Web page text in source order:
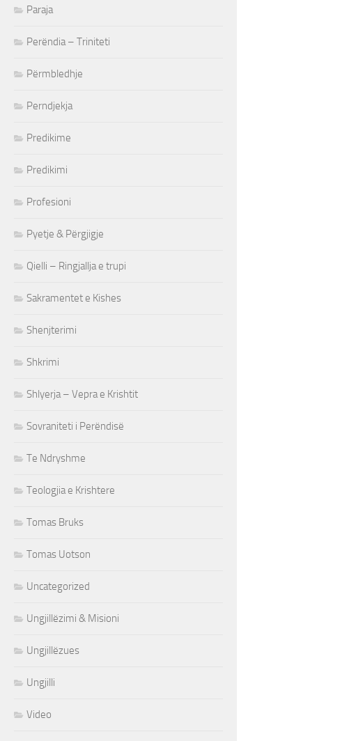
Paraja
Perëndia – Triniteti
Përmbledhje
Perndjekja
Predikime
Predikimi
Profesioni
Pyetje & Përgjigje
Qielli – Ringjallja e trupi
Sakramentet e Kishes
Shenjterimi
Shkrimi
Shlyerja – Vepra e Krishtit
Sovraniteti i Perëndisë
Te Ndryshme
Teologjia e Krishtere
Tomas Bruks
Tomas Uotson
Uncategorized
Ungjillëzimi & Misioni
Ungjillëzues
Ungjilli
Video